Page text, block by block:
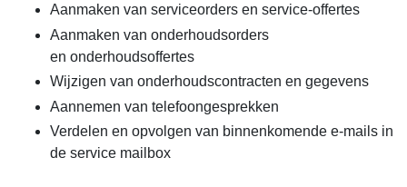
Aanmaken van serviceorders en service-offertes
Aanmaken van onderhoudsorders
en onderhoudsoffertes
Wijzigen van onderhoudscontracten en gegevens
Aannemen van telefoongesprekken
Verdelen en opvolgen van binnenkomende e-mails in
de service mailbox